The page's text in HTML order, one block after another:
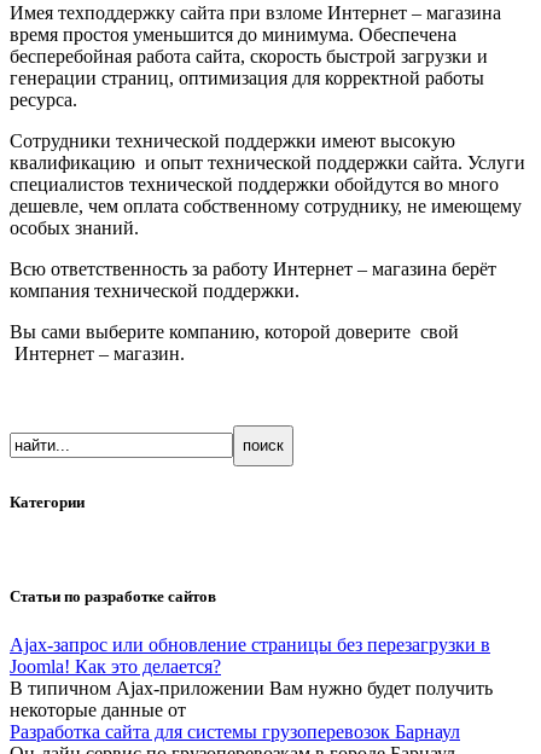
Имея техподдержку сайта при взломе Интернет – магазина
время простоя уменьшится до минимума. Обеспечена
бесперебойная работа сайта, скорость быстрой загрузки и
генерации страниц, оптимизация для корректной работы
ресурса.
Сотрудники технической поддержки имеют высокую
квалификацию и опыт технической поддержки сайта. Услуги
специалистов технической поддержки обойдутся во много
дешевле, чем оплата собственному сотруднику, не имеющему
особых знаний.
Всю ответственность за работу Интернет – магазина берёт
компания технической поддержки.
Вы сами выберите компанию, которой доверите свой
Интернет – магазин.
Категории
Статьи по разработке сайтов
Ajax-запрос или обновление страницы без перезагрузки в
Joomla! Как это делается?
В типичном Ajax-приложении Вам нужно будет получить
некоторые данные от
Разработка сайта для системы грузоперевозок Барнаул